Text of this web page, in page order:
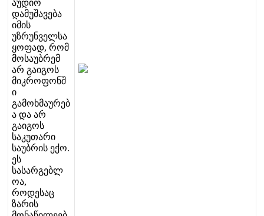
აუდიო
დამუშავება
იმის
უზრუნველსა
ყოფად, რომ
მოსაუბრემ
არ გაიგოს
მიკროფონშ
ი
გამოხმაურებ
ა და არ
გაიგოს
საკუთარი
საუბრის ექო.
ეს
სასარგებლ
ოა,
როდესაც
ზარის